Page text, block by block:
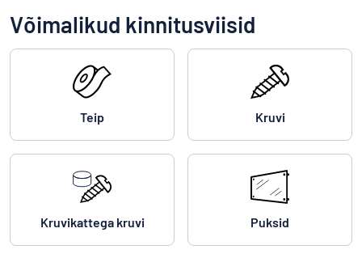
Võimalikud kinnitusviisid
Teip Kruvi
Kruvikattega kruvi Puksid